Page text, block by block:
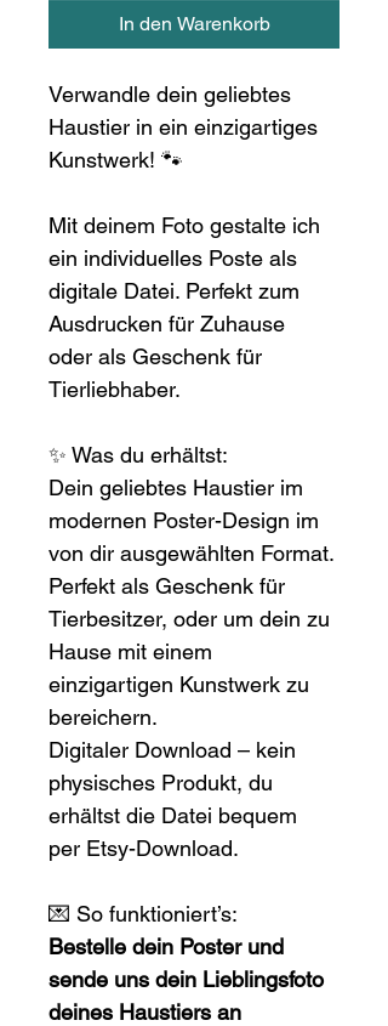
In den Warenkorb
Verwandle dein geliebtes
Haustier in ein einzigartiges
Kunstwerk! 🐾
Mit deinem Foto gestalte ich
ein individuelles Poste als
digitale Datei. Perfekt zum
Ausdrucken für Zuhause
oder als Geschenk für
Tierliebhaber.
✨ Was du erhältst:
Dein geliebtes Haustier im
modernen Poster-Design im
von dir ausgewählten Format.
Perfekt als Geschenk für
Tierbesitzer, oder um dein zu
Hause mit einem
einzigartigen Kunstwerk zu
bereichern.
Digitaler Download – kein
physisches Produkt, du
erhältst die Datei bequem
per Etsy-Download.
💌 So funktioniert’s:
Bestelle dein Poster und
sende uns dein Lieblingsfoto
deines Haustiers an